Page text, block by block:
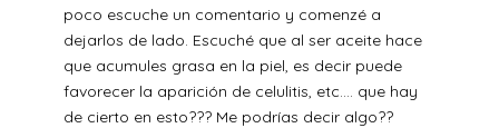
poco escuche un comentario y comenzé a
dejarlos de lado. Escuché que al ser aceite hace
que acumules grasa en la piel, es decir puede
favorecer la aparición de celulitis, etc…. que hay
de cierto en esto??? Me podrías decir algo??